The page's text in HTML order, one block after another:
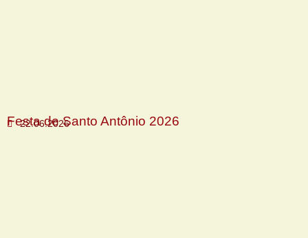
Festa de Santo Antônio 2026
22.06.2026